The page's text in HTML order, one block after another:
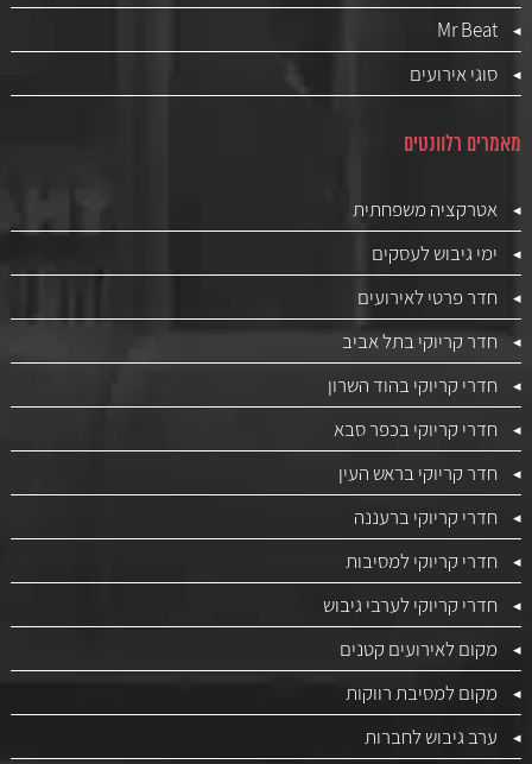
Mr Beat
סוגי אירועים
מאמרים רלוונטים
אטרקציה משפחתית
ימי גיבוש לעסקים
חדר פרטי לאירועים
חדר קריוקי בתל אביב
חדרי קריוקי בהוד השרון
חדרי קריוקי בכפר סבא
חדר קריוקי בראש העין
חדרי קריוקי ברעננה
חדרי קריוקי למסיבות
חדרי קריוקי לערבי גיבוש
מקום לאירועים קטנים
מקום למסיבת רווקות
ערב גיבוש לחברות